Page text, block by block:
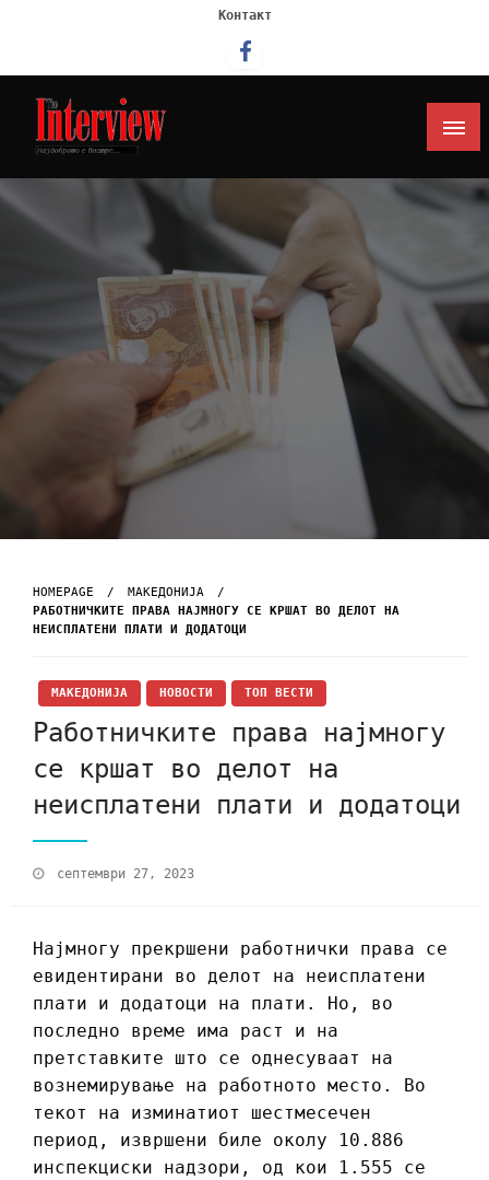
Контакт
Интервју
HOMEPAGE
МАКЕДОНИЈА
РАБОТНИЧКИТЕ ПРАВА НАЈМНОГУ СЕ КРШАТ ВО ДЕЛОТ НА
НЕИСПЛАТЕНИ ПЛАТИ И ДОДАТОЦИ
МАКЕДОНИЈА НОВОСТИ ТОП ВЕСТИ
Работничките права најмногу
се кршат во делот на
неисплатени плати и додатоци
септември 27, 2023
Најмногу прекршени работнички права се
евидентирани во делот на неисплатени
плати и додатоци на плати. Но, во
последно време има раст и на
претставките што се однесуваат на
вознемирување на работното место. Во
текот на изминатиот шестмесечен
период, извршени биле околу 10.886
инспекциски надзори, од кои 1.555 се